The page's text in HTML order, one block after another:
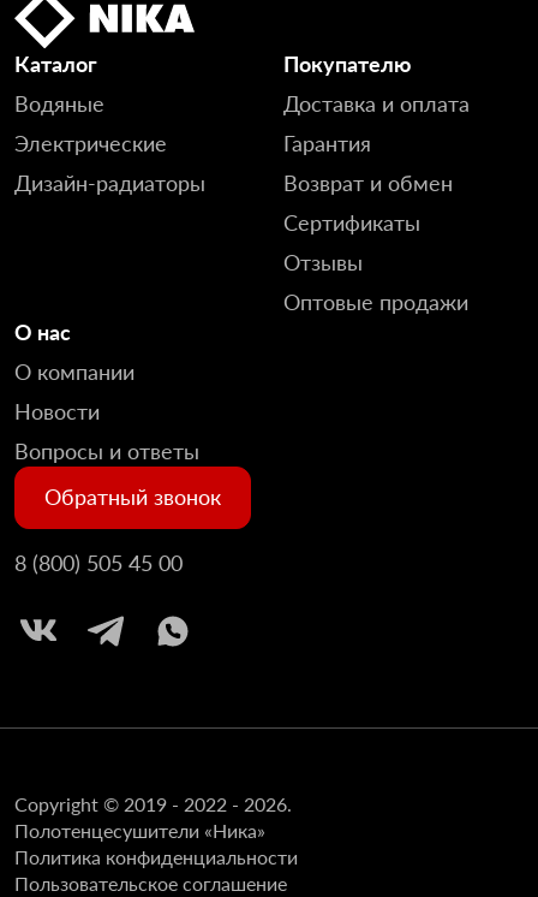
Каталог
Водяные
Электрические
Дизайн-радиаторы
Покупателю
Доставка и оплата
Гарантия
Возврат и обмен
Сертификаты
Отзывы
Оптовые продажи
О нас
О компании
Новости
Вопросы и ответы
Обратный звонок
8 (800) 505 45 00
Copyright © 2019 - 2022 - 2026.
Полотенцесушители «Ника»
Политика конфиденциальности
Пользовательское соглашение